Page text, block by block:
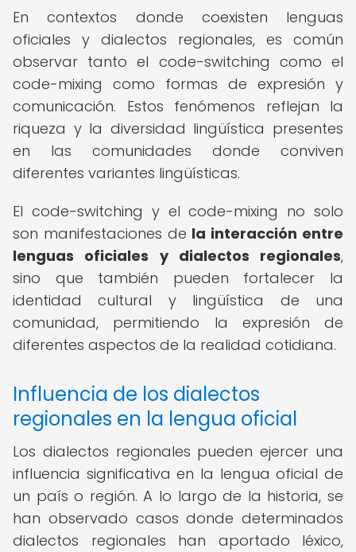
En contextos donde coexisten lenguas
oficiales y dialectos regionales, es común
observar tanto el code-switching como el
code-mixing como formas de expresión y
comunicación. Estos fenómenos reflejan la
riqueza y la diversidad lingüística presentes
en las comunidades donde conviven
diferentes variantes lingüísticas.
El code-switching y el code-mixing no solo
son manifestaciones de la interacción entre
lenguas oficiales y dialectos regionales,
sino que también pueden fortalecer la
identidad cultural y lingüística de una
comunidad, permitiendo la expresión de
diferentes aspectos de la realidad cotidiana.
Influencia de los dialectos
regionales en la lengua oficial
Los dialectos regionales pueden ejercer una
influencia significativa en la lengua oficial de
un país o región. A lo largo de la historia, se
han observado casos donde determinados
dialectos regionales han aportado léxico,